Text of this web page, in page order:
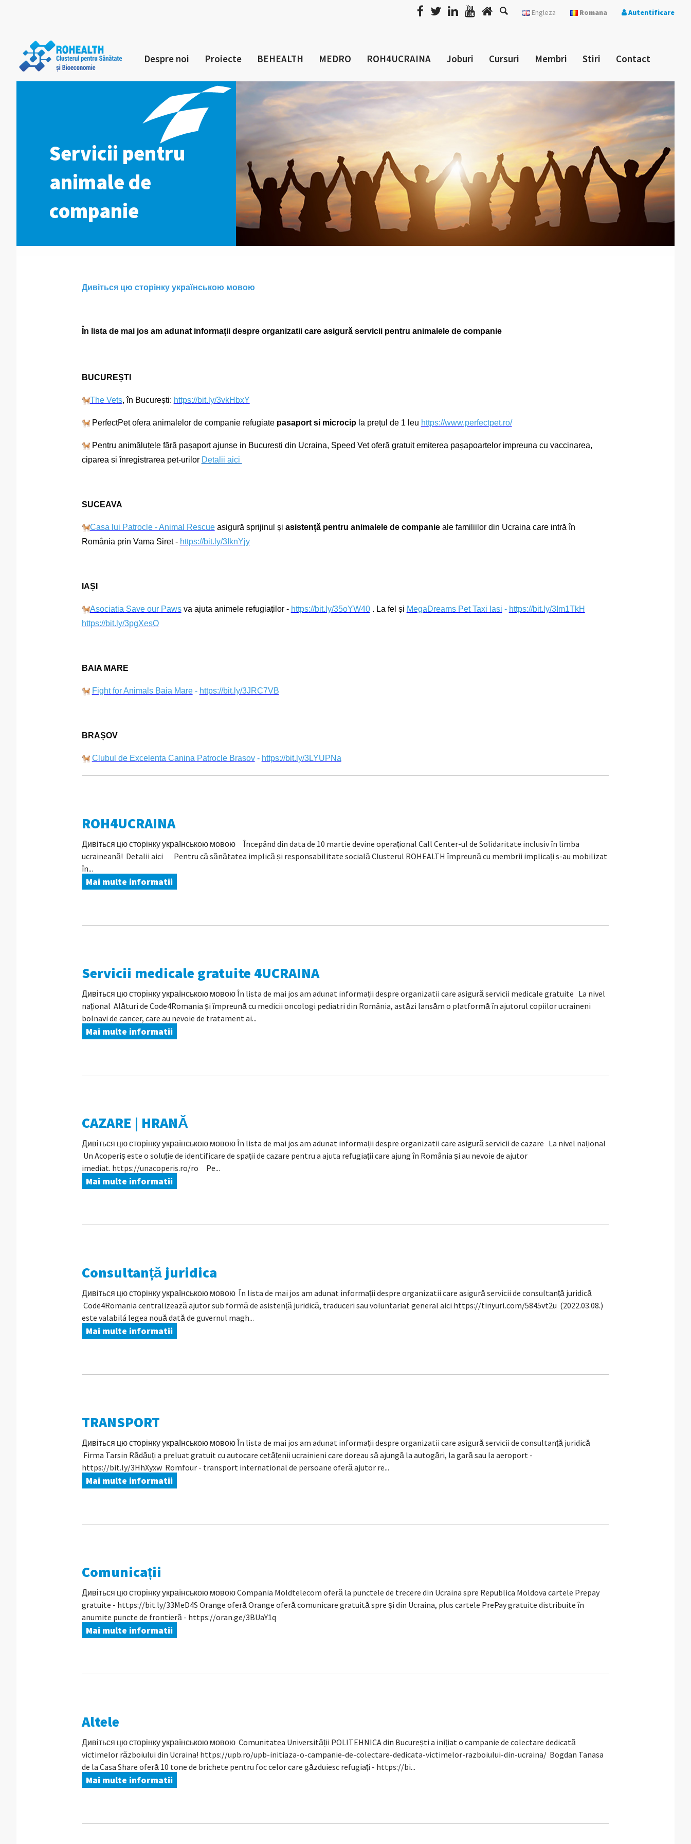
Engleza Romana Autentificare
Despre noi Proiecte BEHEALTH MEDRO ROH4UCRAINA Joburi Cursuri Membri Stiri Contact
Servicii pentru
animale de
companie
Дивіться цю сторінку українською мовою
În lista de mai jos am adunat informații despre organizatii care asigură servicii pentru animalele de companie
BUCUREȘTI
The Vets, în București: https://bit.ly/3vkHbxY
PerfectPet ofera animalelor de companie refugiate pasaport si microcipla prețul de 1 leu https://www.perfectpet.ro/
Pentru animăluțele fără pașaport ajunse in Bucuresti din Ucraina, Speed Vet oferă gratuit emiterea pașapoartelor impreuna cu vaccinarea,
ciparea si înregistrarea pet-urilor Detalii aici
SUCEAVA
Casa lui Patrocle - Animal Rescueasigură sprijinul și asistență pentru animalele de companieale familiilor din Ucraina care intră în
România prin Vama Siret - https://bit.ly/3IknYjy
IAȘI
Asociatia Save our Pawsva ajuta animele refugiaților - https://bit.ly/35oYW40. La fel și MegaDreams Pet Taxi Iasi - https://bit.ly/3Im1TkH
https://bit.ly/3pgXesO
BAIA MARE
Fight for Animals Baia Mare- https://bit.ly/3JRC7VB
BRAȘOV
Clubul de Excelenta Canina Patrocle Brasov- https://bit.ly/3LYUPNa
ROH4UCRAINA
Дивіться цю сторінку українською мовою Începând din data de 10 martie devine operațional Call Center-ul de Solidaritate inclusiv în limba
ucraineană! Detalii aici Pentru că sănătatea implică și responsabilitate socială Clusterul ROHEALTH împreună cu membrii implicați s-au mobilizat
în...
Mai multe informatii
Servicii medicale gratuite 4UCRAINA
Дивіться цю сторінку українською мовою În lista de mai jos am adunat informații despre organizatii care asigură servicii medicale gratuite La nivel
național Alături de Code4Romania și împreună cu medicii oncologi pediatri din România, astăzi lansăm o platformă în ajutorul copiilor ucraineni
bolnavi de cancer, care au nevoie de tratament ai...
Mai multe informatii
CAZARE | HRANĂ
Дивіться цю сторінку українською мовою În lista de mai jos am adunat informații despre organizatii care asigură servicii de cazare La nivel național
Un Acoperiș este o soluție de identificare de spații de cazare pentru a ajuta refugiații care ajung în România și au nevoie de ajutor
imediat. https://unacoperis.ro/ro Pe...
Mai multe informatii
Consultanță juridica
Дивіться цю сторінку українською мовою În lista de mai jos am adunat informații despre organizatii care asigură servicii de consultanță juridică
Code4Romania centralizează ajutor sub formă de asistență juridică, traduceri sau voluntariat general aici https://tinyurl.com/5845vt2u (2022.03.08.)
este valabilá legea nouă dată de guvernul magh...
Mai multe informatii
TRANSPORT
Дивіться цю сторінку українською мовою În lista de mai jos am adunat informații despre organizatii care asigură servicii de consultanță juridică
Firma Tarsin Rădăuți a preluat gratuit cu autocare cetățenii ucrainieni care doreau să ajungă la autogări, la gară sau la aeroport -
https://bit.ly/3HhXyxw Romfour - transport international de persoane oferă ajutor re...
Mai multe informatii
Comunicații
Дивіться цю сторінку українською мовою Compania Moldtelecom oferă la punctele de trecere din Ucraina spre Republica Moldova cartele Prepay
gratuite - https://bit.ly/33MeD4S Orange oferă Orange oferă comunicare gratuită spre și din Ucraina, plus cartele PrePay gratuite distribuite în
anumite puncte de frontieră - https://oran.ge/3BUaY1q
Mai multe informatii
Altele
Дивіться цю сторінку українською мовою Comunitatea Universității POLITEHNICA din București a inițiat o campanie de colectare dedicată
victimelor războiului din Ucraina! https://upb.ro/upb-initiaza-o-campanie-de-colectare-dedicata-victimelor-razboiului-din-ucraina/ Bogdan Tanasa
de la Casa Share oferă 10 tone de brichete pentru foc celor care găzduiesc refugiați - https://bi...
Mai multe informatii